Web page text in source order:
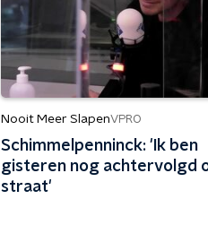
Nooit Meer SlapenVPRO
Schimmelpenninck: 'Ik ben
gisteren nog achtervolgd
straat'